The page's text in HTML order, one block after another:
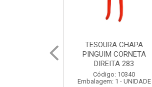
VARAO PARA CORTINA
PRESSAO RETO
0.90a1.03cm
Código: 104035
Embalagem: 1 - UNIDADE